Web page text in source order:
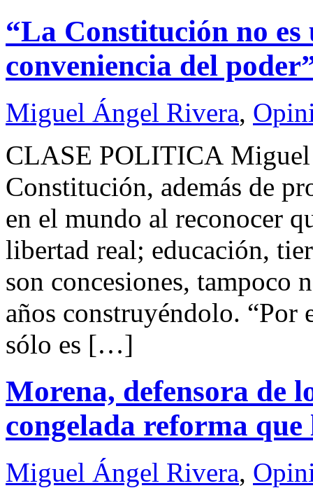
“La Constitución no
conveniencia del
Miguel Ángel Rivera,
CLASE POLITICA
Constitución, además de
en el mundo al reconocer
libertad real; educación,
son concesiones, tampoco
años construyéndolo. “Por
sólo es […]
Morena, defensora de
congelada reforma que
Miguel Ángel Rivera,